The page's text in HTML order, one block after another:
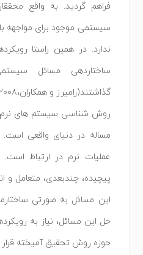
فراهم گردید. به واقع
سیستمی موجود برای مواجهه
ندارد. در همین راستا
ساختاردهی مسائل
گذاشتند(رامیرز و همکاران،۲۰۰۸)
عملیات نرم در ارتباط است.
پیچیده، چندبعدی، متعامل و
این مسائل به صورتی
حل این مسائل، نیاز به
حوزه روش تحقیق آمیخته قرار